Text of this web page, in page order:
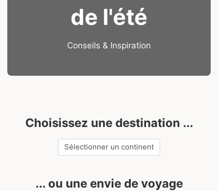
de l'été
Conseils & Inspiration
Choisissez une destination ...
Catégories
... ou une envie de voyage